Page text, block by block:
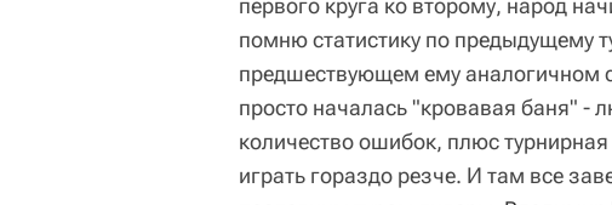
первого круга ко второму, народ
помню статистику по предыдущему
предшествующем ему аналогичном
просто началась "кровавая баня" -
количество ошибок, плюс турнирная
играть гораздо резче. И там все